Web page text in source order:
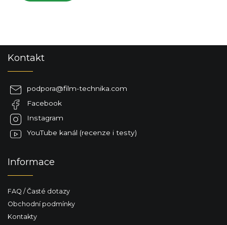
Kontakt
podpora@film-technika.com
Facebook
Instagram
YouTube kanál (recenze i testy)
Informace
FAQ / Časté dotazy
Obchodní podmínky
Kontakty